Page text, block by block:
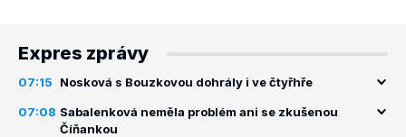
Expres zprávy
07:15 Nosková s Bouzkovou dohrály i ve čtyřhře
07:08 Sabalenková neměla problém ani se zkušenou
Číňankou